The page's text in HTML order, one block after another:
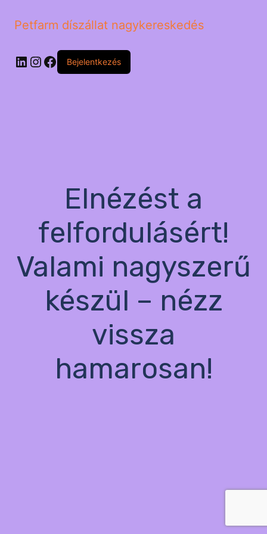
Petfarm díszállat nagykereskedés
LinkedIn
Instagram
Facebook
Bejelentkezés
Elnézést a
felfordulásért!
Valami nagyszerű
készül – nézz
vissza
hamarosan!